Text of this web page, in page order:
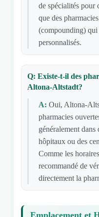
de spécialités pour
que des
(compounding) qui
personnalisés.
Q: Existe-t-il des
Altona-Altstadt?
A: Oui, Altona-
pharmacies
généralement dans
hôpitaux ou des
Comme les
recommandé de
directement la
Emplacement et